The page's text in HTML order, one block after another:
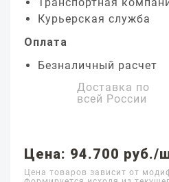
Курьерская служба
Оплата
Безналичный расчет
Доставка по
всей России
Цена: 94.700 руб./
Цена товаров зависит от